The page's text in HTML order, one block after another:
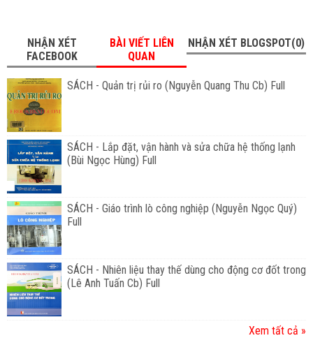
NHẬN XÉT
FACEBOOK
BÀI VIẾT LIÊN
QUAN
NHẬN XÉT BLOGSPOT(0)
SÁCH - Quản trị rủi ro (Nguyễn Quang Thu Cb) Full
SÁCH - Lắp đặt, vận hành và sửa chữa hệ thống lạnh
(Bùi Ngọc Hùng) Full
SÁCH - Giáo trình lò công nghiệp (Nguyễn Ngọc Quý)
Full
SÁCH - Nhiên liệu thay thế dùng cho động cơ đốt trong
(Lê Anh Tuấn Cb) Full
Xem tất cả »